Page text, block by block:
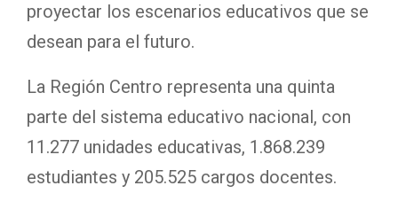
proyectar los escenarios educativos que se
desean para el futuro.
La Región Centro representa una quinta
parte del sistema educativo nacional, con
11.277 unidades educativas, 1.868.239
estudiantes y 205.525 cargos docentes.